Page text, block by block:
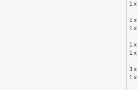
1 x
1 x
1 x
1 x
1 x
3 x
1 x